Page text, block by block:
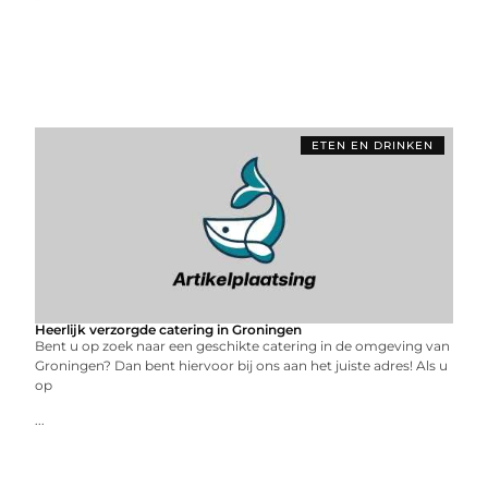
ETEN EN DRINKEN
Heerlijk verzorgde catering in Groningen
Bent u op zoek naar een geschikte catering in de omgeving van
Groningen? Dan bent hiervoor bij ons aan het juiste adres! Als u
op
...